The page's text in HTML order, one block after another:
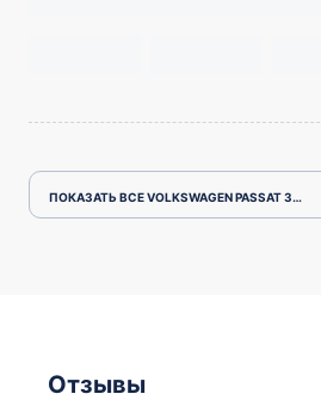
ПОКАЗАТЬ ВСЕ VOLKSWAGEN PASSAT 3CCZE
Отзывы